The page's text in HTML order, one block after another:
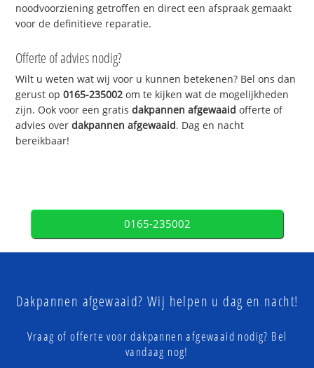
noodvoorziening getroffen en direct een afspraak gemaakt
voor de definitieve reparatie.
Offerte of advies nodig?
Wilt u weten wat wij voor u kunnen betekenen? Bel ons dan
gerust op0165-235002 om te kijken wat de mogelijkheden
zijn. Ook voor een gratisdakpannen afgewaaid offerte of
advies overdakpannen afgewaaid. Dag en nacht
bereikbaar!
0165-235002
Dakpannen afgewaaid? Wij helpen u dag en nacht!
Vraag of offerte voor dakpannen afgewaaid nodig? Bel
vandaag nog!